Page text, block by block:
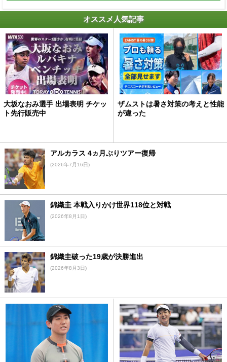
オススメ人気記事
大坂なおみ選手 出場表明 チケッ
ト先行販売中
ザムストは暑さ対策の考えと性能
が違った
アルカラス 4ヵ月ぶりツアー復帰
(2026年7月16日)
錦織圭 本戦入りかけ世界118位と対戦
(2026年8月1日)
錦織圭破った19歳が決勝進出
(2026年8月3日)